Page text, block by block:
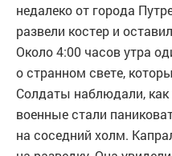
недалеко от города
развели костер и
Около 4:00 часов утра
о странном свете,
Солдаты наблюдали,
военные стали
на соседний холм.